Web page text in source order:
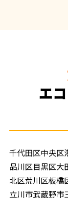
エ
千代田区中央区
品川区目黒区大
北区荒川区板橋
立川市武蔵野市